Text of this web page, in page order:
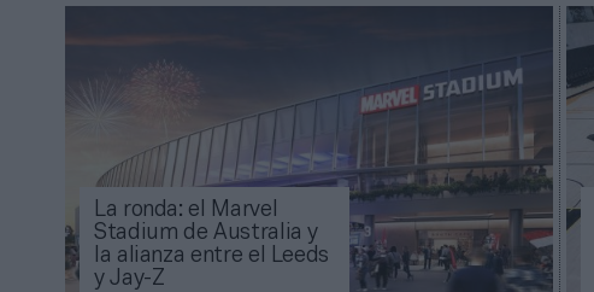
La ronda: el Marvel
Stadium de Australia y
la alianza entre el Leeds
y Jay-Z